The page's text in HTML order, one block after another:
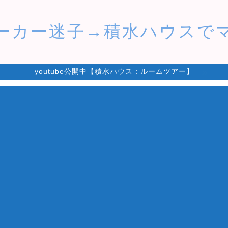
カー迷子→積水ハウスで
youtube公開中【積水ハウス：ルームツアー】